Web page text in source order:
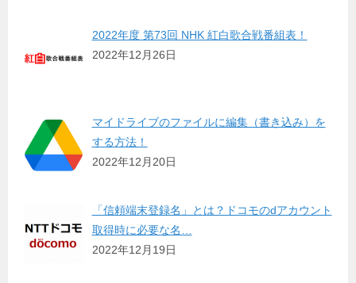
2022年度 第73回 NHK 紅白歌合戦番組表！
2022年12月26日
マイドライブのファイルに編集（書き込み）を
する方法！
2022年12月20日
「信頼端末登録名」とは？ドコモのdアカウント
取得時に必要な名…
2022年12月19日